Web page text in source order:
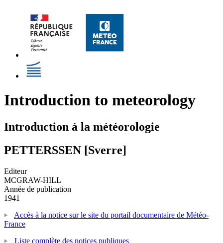
Introduction to meteorology
Introduction à la météorologie
PETTERSSEN [Sverre]
Editeur
MCGRAW-HILL
Année de publication
1941
Accès à la notice sur le site du portail documentaire de Météo-
France
Liste complète des notices publiques